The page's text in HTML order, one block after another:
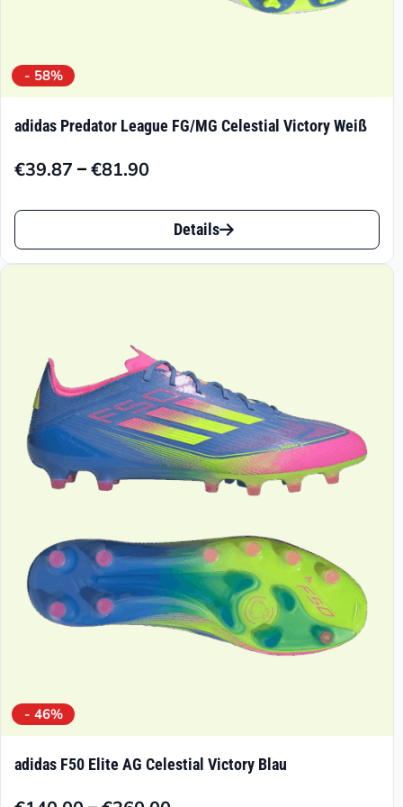
- 58%
adidas Predator League FG/MG Celestial Victory Weiß
€39.87 –€81.90
Preisspanne:
€81.90
Dieses
Produkt
auf.
Die
Optionen
können
Produktseite
gewählt
werden
Details
- 46%
adidas F50 Elite AG Celestial Victory Blau